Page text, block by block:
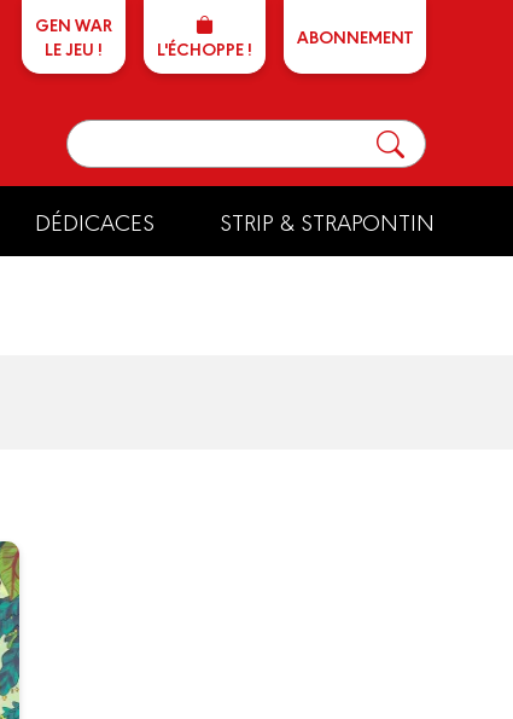
GEN WAR
LE JEU !
L'ÉCHOPPE ! ABONNEMENT
DÉDICACES STRIP & STRAPONTIN